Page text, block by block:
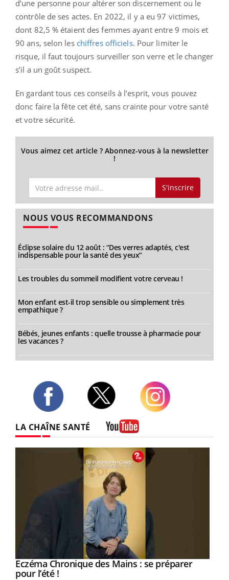
d’une personne pour altérer son discernement ou le
contrôle de ses actes. En 2022, il y a eu 97 victimes,
dont 82,5 % étaient des femmes ayant entre 9 mois et
90 ans, selon les chiffres officiels. Pour limiter le
risque, il faut toujours surveiller son verre et le changer
s’il a un goût suspect.
En gardant tous ces conseils à l’esprit, vous pouvez
donc faire la fête cet été, sans crainte pour votre santé
et votre sécurité.
Vous aimez cet article ? Abonnez-vous à la newsletter
!
S'inscrire
NOUS VOUS RECOMMANDONS
Éclipse solaire du 12 août : “Des verres adaptés, c'est
indispensable pour la santé des yeux”
Les troubles du sommeil modifient votre cerveau !
Mon enfant est-il trop sensible ou simplement très
empathique ?
Bébés, jeunes enfants : quelle trousse à pharmacie pour
les vacances ?
LA CHAÎNE SANTÉ
Youtube
Eczéma Chronique des Mains : se préparer
pour l’été !Youtube